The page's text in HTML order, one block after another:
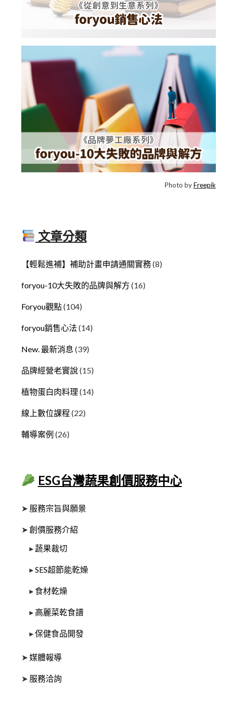
Photo byFreepik
文章分類
【輕鬆進補】補助計畫申請通關實務(8)
foryou-10大失敗的品牌與解方 (16)
Foryou觀點(104)
foryou銷售心法 (14)
New. 最新消息 (39)
品牌經營老實說(15)
植物蛋白肉料理 (14)
線上數位課程 (22)
輔導案例 (26)
ESG台灣蔬果創價服務中心
➤ 服務宗旨與願景
➤創價服務介紹
▸ 蔬果裁切
▸SES超節能乾燥
▸ 食材乾燥
▸ 高麗菜乾食譜
▸保健食品開發
➤媒體報導
➤ 服務洽詢